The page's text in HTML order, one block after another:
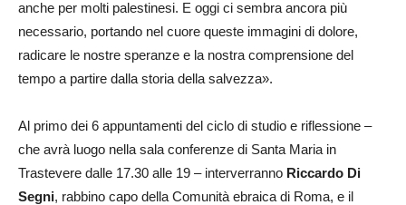
anche per molti palestinesi. E oggi ci sembra ancora più
necessario, portando nel cuore queste immagini di dolore,
radicare le nostre speranze e la nostra comprensione del
tempo a partire dalla storia della salvezza».
Al primo dei 6 appuntamenti del ciclo di studio e riflessione –
che avrà luogo nella sala conferenze di Santa Maria in
Trastevere dalle 17.30 alle 19 – interverranno Riccardo Di
Segni, rabbino capo della Comunità ebraica di Roma, e il